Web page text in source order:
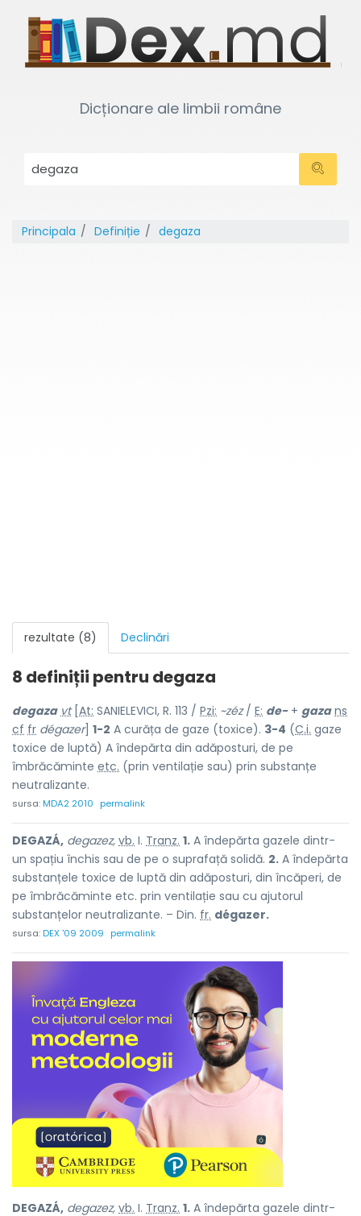
Dicționare ale limbii române
Principala Definiție degaza
rezultate (8) Declinări
8 definiții pentru degaza
degaza vt[ At: SANIELEVICI, R. 113 / Pzi: ~zéz/ E: de-+ gaza ns
cf fr dégazer] 1-2 A curăța de gaze (toxice). 3-4 (C.i. gaze
toxice de luptă) A îndepărta din adăposturi, de pe
îmbrăcăminte etc. (prin ventilație sau) prin substanțe
neutralizante.
sursa:MDA2 2010 permalink
DEGAZÁ, degazez, vb. I. Tranz. 1. A îndepărta gazele dintr-
un spațiu închis sau de pe o suprafață solidă. 2. A îndepărta
substanțele toxice de luptă din adăposturi, din încăperi, de
pe îmbrăcăminte etc. prin ventilație sau cu ajutorul
substanțelor neutralizante. – Din. fr. dégazer.
sursa:DEX '09 2009 permalink
DEGAZÁ, degazez, vb. I. Tranz. 1. A îndepărta gazele dintr-